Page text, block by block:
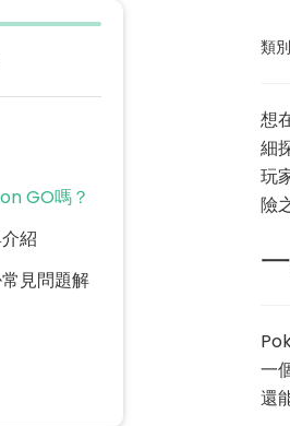
GO嗎？
紹
見問題解
類
想
細
玩
險
一
還